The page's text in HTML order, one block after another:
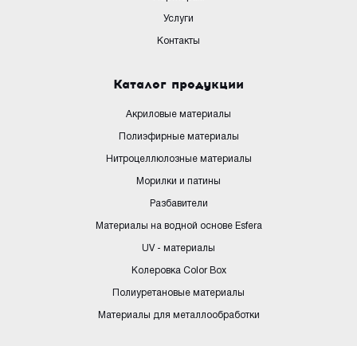
Услуги
Контакты
Каталог продукции
Акриловые материалы
Полиэфирные материалы
Нитроцеллюлозные материалы
Морилки и патины
Разбавители
Материалы на водной основе Esfera
UV - материалы
Колеровка Color Box
Полиуретановые материалы
Материалы для металлообработки